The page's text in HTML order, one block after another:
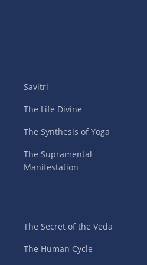
Savitri
The Life Divine
The Synthesis of Yoga
The Supramental
Manifestation
The Secret of the Veda
The Human Cycle